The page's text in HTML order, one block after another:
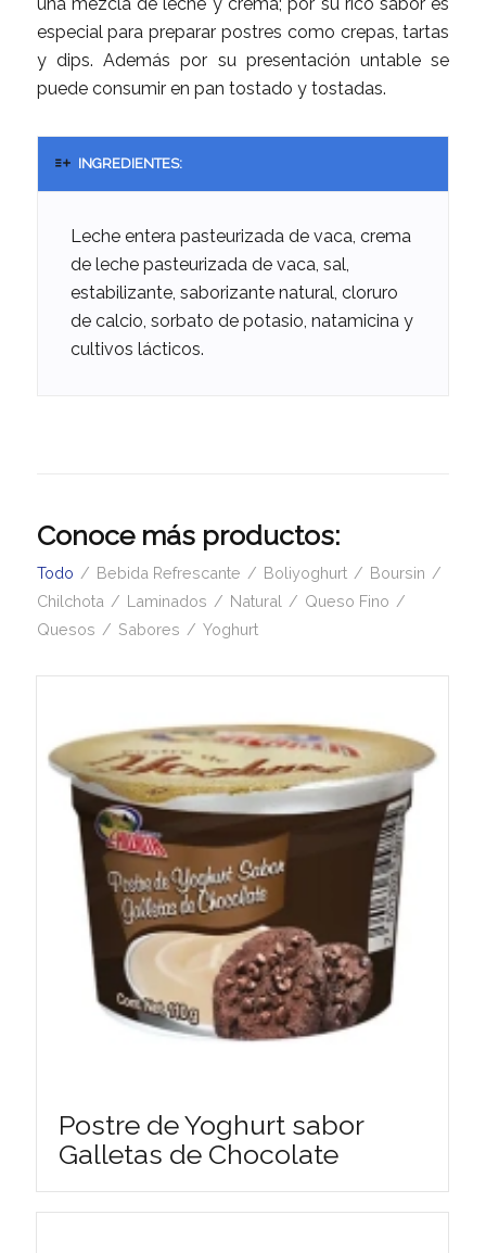
especial para preparar postres como crepas, tartas
y dips. Además por su presentación untable se
puede consumir en pan tostado y tostadas.
INGREDIENTES:
Leche entera pasteurizada de vaca, crema
de leche pasteurizada de vaca, sal,
estabilizante, saborizante natural, cloruro
de calcio, sorbato de potasio, natamicina y
cultivos lácticos.
Conoce más productos:
Todo / Bebida Refrescante / Boliyoghurt / Boursin /
Chilchota / Laminados / Natural / Queso Fino /
Quesos / Sabores / Yoghurt
Postre de Yoghurt sabor
Galletas de Chocolate